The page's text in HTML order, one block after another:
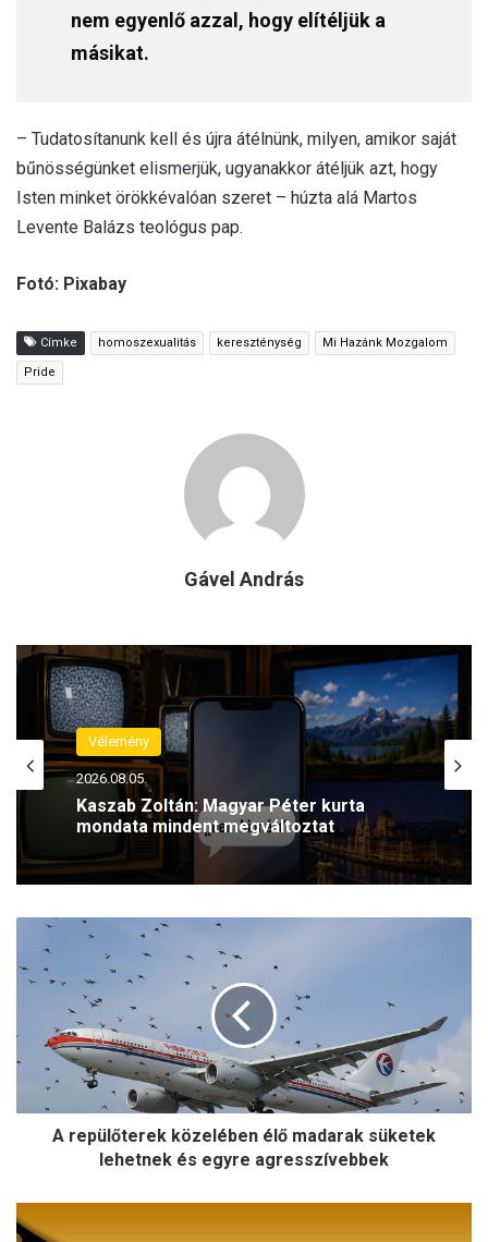
nem egyenlő azzal, hogy elítéljük a
másikat.
– Tudatosítanunk kell és újra átélnünk, milyen, amikor saját
bűnösségünket elismerjük, ugyanakkor átéljük azt, hogy
Isten minket örökkévalóan szeret – húzta alá Martos
Levente Balázs teológus pap.
Fotó: Pixabay
Címke homoszexualitás kereszténység Mi Hazánk Mozgalom
Pride
Gável András
Vélemény
2026.08.05.
Kaszab Zoltán: Magyar Péter kurta
mondata mindent megváltoztat
Vélemény
2026.08.04.
Kaszab Zoltán: Egy valódi katasztrófa
napjait éljük
e
l
ő
e
k
ö
A repülőterek közelében élő madarak süketek
lehetnek és egyre agresszívebbek
J
ö